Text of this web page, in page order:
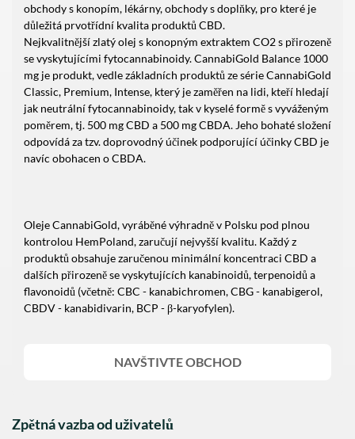
Zpětná vazba od uživatelů
obchody s konopím, lékárny, obchody s doplňky, pro které je
důležitá prvotřídní kvalita produktů CBD.
Nejkvalitnější zlatý olej s konopným extraktem CO2 s přirozeně
se vyskytujícími fytocannabinoidy. CannabiGold Balance 1000
mg je produkt, vedle základních produktů ze série CannabiGold
Classic, Premium, Intense, který je zaměřen na lidi, kteří hledají
jak neutrální fytocannabinoidy, tak v kyselé formě s vyváženým
poměrem, tj. 500 mg CBD a 500 mg CBDA. Jeho bohaté složení
odpovídá za tzv. doprovodný účinek podporující účinky CBD je
navíc obohacen o CBDA.
Oleje CannabiGold, vyráběné výhradně v Polsku pod plnou
kontrolou HemPoland, zaručují nejvyšší kvalitu. Každý z
produktů obsahuje zaručenou minimální koncentraci CBD a
dalších přirozeně se vyskytujících kanabinoidů, terpenoidů a
flavonoidů (včetně: CBC - kanabichromen, CBG - kanabigerol,
CBDV - kanabidivarin, BCP - β-karyofylen).
NAVŠTIVTE OBCHOD